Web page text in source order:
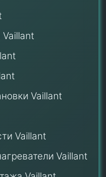
Vaillant
Vaillant
Vaillant